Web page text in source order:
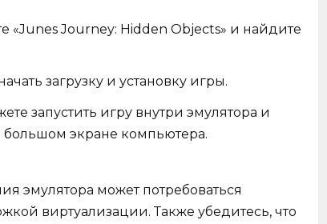
«Junes Journey: Hidden Objects» и найдите
загрузку и установку игры.
запустить игру внутри эмулятора и
экране компьютера.
эмулятора может потребоваться
виртуализации. Также убедитесь, что